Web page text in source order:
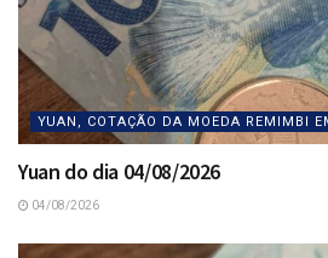
YUAN, COTAÇÃO DA MOEDA REMIMBI
Yuan do dia 04/08/2026
04/08/2026